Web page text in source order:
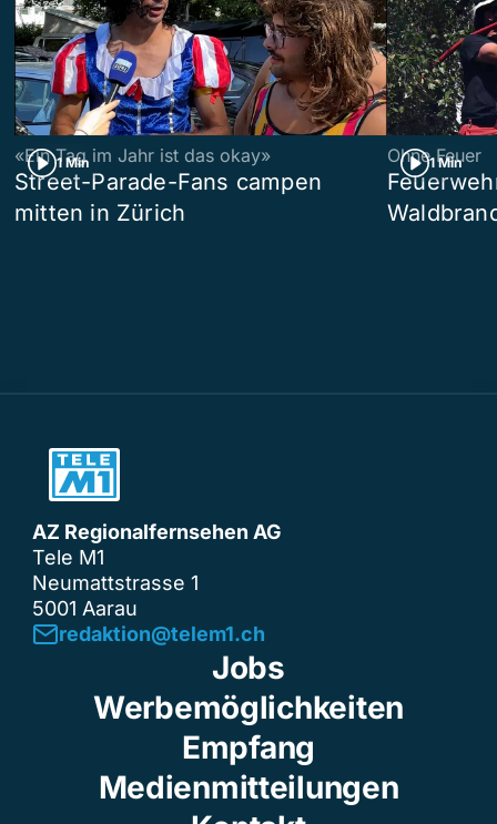
1 Min
«Ein Tag im Jahr ist das okay»
Street-Parade-Fans campen
mitten in Zürich
1 Min
Ohne Feuer
AZ Regionalfernsehen AG
Tele M1
Neumattstrasse 1
5001 Aarau
redaktion@telem1.ch
Jobs
Werbemöglichkeiten
Empfang
Medienmitteilungen